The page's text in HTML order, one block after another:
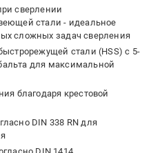
сверлении
стали - идеальное
сложных задач сверления
стали (HSS) с 5-
для максимальной
благодаря крестовой
DIN 338 RN для